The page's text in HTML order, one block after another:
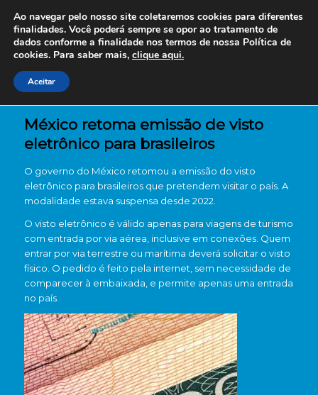
México retoma emissão de visto
eletrônico para brasileiros
O governo do México retomou a emissão do visto
eletrônico para brasileiros que pretendem visitar o país. A
modalidade estava suspensa desde 2022.
O visto eletrônico é válido apenas para viagens de turismo
com entrada por via aérea, inclusive em conexões. Quem
entrar por via terrestre ou marítima deverá solicitar o visto
físico. O pedido é feito pela internet, sem necessidade de
comparecer à embaixada, e permite apenas uma entrada
no país.
Ao navegar pelo nosso site coletaremos cookies para diferentes
finalidades. Você poderá sempre se opor ao tratamento de
dados conforme a finalidade nos termos de nossa Política de
cookies. Para saber mais, clique aqui.
Aceitar